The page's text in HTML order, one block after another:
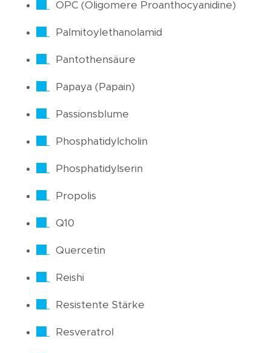
OPC (Oligomere Proanthocyanidine)
Palmitoylethanolamid
Pantothensäure
Papaya (Papain)
Passionsblume
Phosphatidylcholin
Phosphatidylserin
Propolis
Q10
Quercetin
Reishi
Resistente Stärke
Resveratrol